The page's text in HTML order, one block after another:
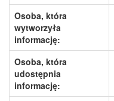
Osoba, która
wytworzyła
informację:
Osoba, która
udostępnia
informację: